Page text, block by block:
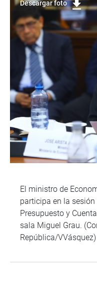
Descargar foto
El ministro de
participa en la
Presupuesto y
sala Miguel Grau.
República/VVásquez)